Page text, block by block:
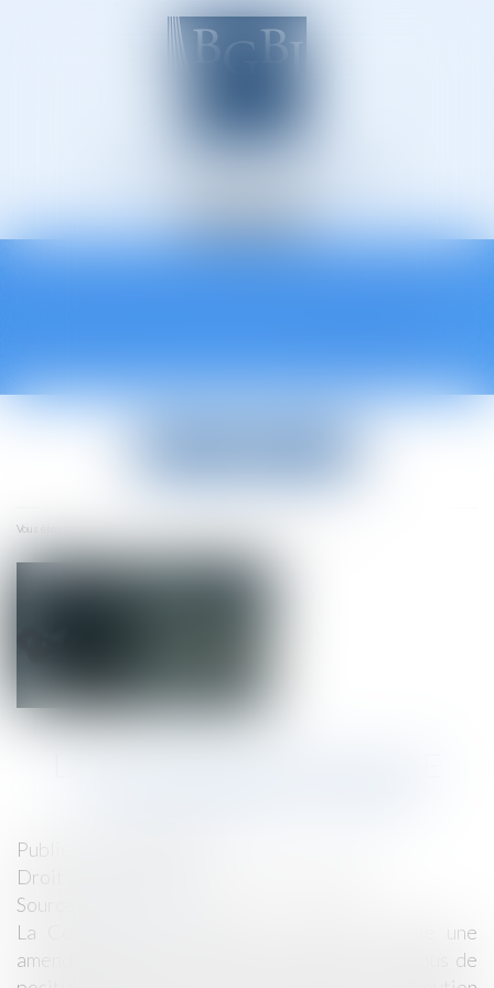
Avocats à Épinal
Vous êtes ici :
Publié le :
Droit commercial
Source :
La Commission européenne a infligé à Apple une
amende de plus de 1,8 milliard d'euros pour abus de